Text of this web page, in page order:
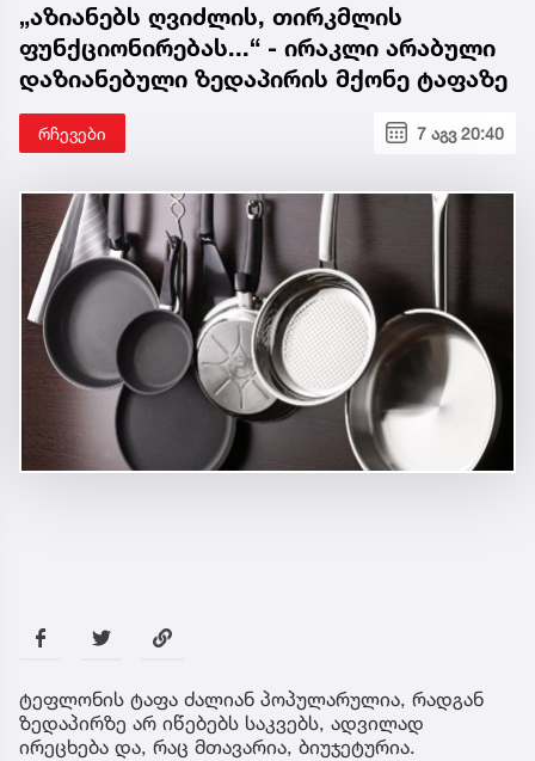
„აზიანებს ღვიძლის, თირკმლის
ფუნქციონირებას...“ - ირაკლი არაბული
დაზიანებული ზედაპირის მქონე ტაფაზე
რჩევები 7 აგვ 20:40
ტეფლონის ტაფა ძალიან პოპულარულია, რადგან
ზედაპირზე არ იწებებს საკვებს, ადვილად
ირეცხება და, რაც მთავარია, ბიუჯეტურია.